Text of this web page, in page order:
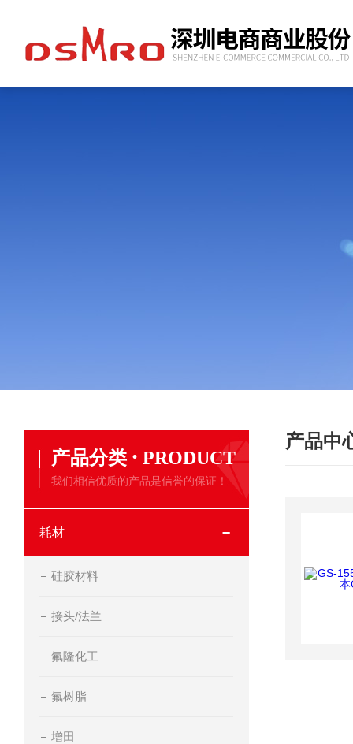
产品分类 · PRODUCT
我们相信优质的产品是信誉的保证！
耗材
硅胶材料
接头/法兰
氟隆化工
氟树脂
增田
产品中